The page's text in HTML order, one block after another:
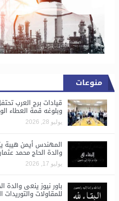
منوعات
قيادات برج العرب
وبلوغه قمة العطاء
يوليو 28, 2026
المهندس أيمن هيبة
والدة الحاج محمد
يوليو 17, 2026
باور نيوز ينعى
للمقاولات والتوريدات